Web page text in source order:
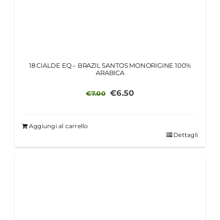
18 CIALDE EQ – BRAZIL SANTOS MONORIGINE 100%
ARABICA
€7.00 Il
€7.00.
€6.50Il
€6.50.
Aggiungi al carrello
Dettagli